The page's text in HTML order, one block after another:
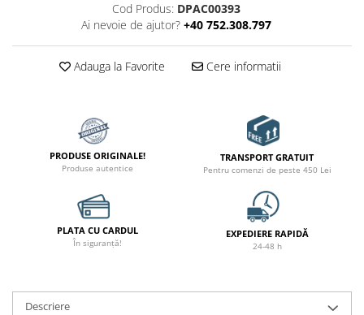
Cod Produs: DPAC00393
Ai nevoie de ajutor? +40 752.308.797
Adauga la Favorite Cere informatii
PRODUSE ORIGINALE!
Produse autentice
TRANSPORT GRATUIT
Pentru comenzi de peste 450 Lei
PLATA CU CARDUL
În siguranță!
EXPEDIERE RAPIDĂ
24-48 h
Descriere